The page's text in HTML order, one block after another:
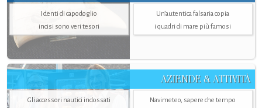
I denti di capodoglio
incisi sono veri tesori
Un’autentica falsaria copia
i quadri di mare più famosi
AZIENDE & ATTIVITÀ
Gli accessori nautici indossati
Navimeteo, sapere che tempo